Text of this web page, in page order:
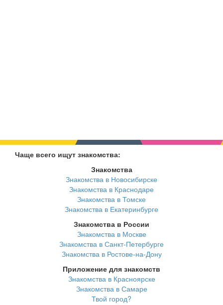
Чаще всего ищут знакомства:
Знакомства
Знакомства в Новосибирске
Знакомства в Краснодаре
Знакомства в Томске
Знакомства в Екатеринбурге
Знакомства в России
Знакомства в Москве
Знакомства в Санкт-Петербурге
Знакомства в Ростове-на-Дону
Приложение для знакомств
Знакомства в Красноярске
Знакомства в Самаре
Твой город?